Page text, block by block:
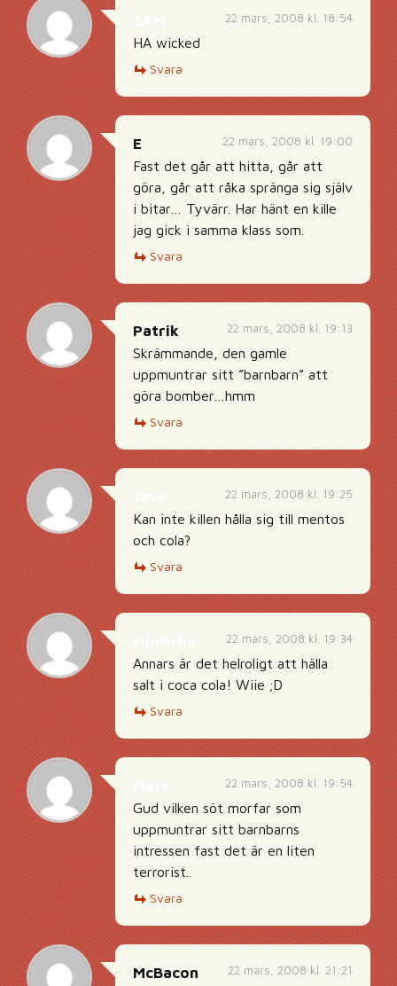
22 mars, 2008 kl. 18:54
HA wicked
Svara
22 mars, 2008 kl. 19:00
E
Fast det går att hitta, går att
göra, går att råka spränga sig själv
i bitar… Tyvärr. Har hänt en kille
jag gick i samma klass som.
Svara
22 mars, 2008 kl. 19:13
Patrik
Skrämmande, den gamle
uppmuntrar sitt ”barnbarn” att
göra bomber…hmm
Svara
22 mars, 2008 kl. 19:25
Kan inte killen hålla sig till mentos
och cola?
Svara
22 mars, 2008 kl. 19:34
Annars är det helroligt att hälla
salt i coca cola! Wiie ;D
Svara
22 mars, 2008 kl. 19:54
Gud vilken söt morfar som
uppmuntrar sitt barnbarns
intressen fast det är en liten
terrorist..
Svara
22 mars, 2008 kl. 21:21
McBacon